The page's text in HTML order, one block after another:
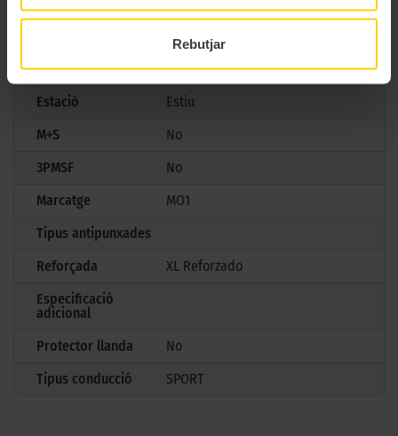
Rebutjar
P ZERO
Mesures
295/35 R21 107 Y
Estació
Estiu
M+S
No
3PMSF
No
Marcatge
MO1
Tipus antipunxades
Reforçada
XL Reforzado
Especificació
adicional
Protector llanda
No
Tipus conducció
SPORT